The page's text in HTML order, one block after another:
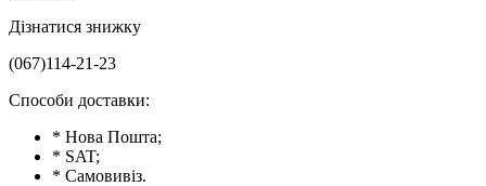
Дізнатися знижку
(067)114-21-23
Способи доставки:
* Нова Пошта;
* SAT;
* Самовивіз.